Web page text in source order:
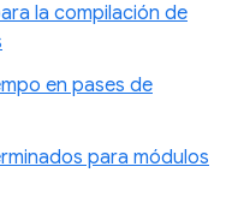
la compilación de
en pases de
para módulos